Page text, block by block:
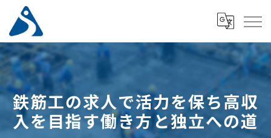
鉄筋工の求人で活力を保ち高収
入を目指す働き方と独立への道